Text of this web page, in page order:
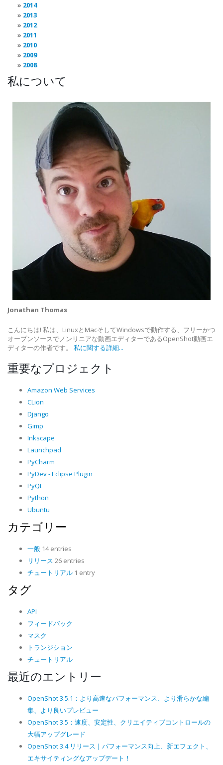
2014
2013
2012
2011
2010
2009
2008
私について
Jonathan Thomas
こんにちは! 私は、LinuxとMacそしてWindowsで動作する、フリーかつ
オープンソースでノンリニアな動画エディターであるOpenShot動画エ
ディターの作者です。 私に関する詳細...
重要なプロジェクト
Amazon Web Services
CLion
Django
Gimp
Inkscape
Launchpad
PyCharm
PyDev - Eclipse Plugin
PyQt
Python
Ubuntu
カテゴリー
一般 14 entries
リリース 26 entries
チュートリアル 1 entry
タグ
API
フィードバック
マスク
トランジション
チュートリアル
最近のエントリー
OpenShot 3.5.1：より高速なパフォーマンス、より滑らかな編
集、より良いプレビュー
OpenShot 3.5：速度、安定性、クリエイティブコントロールの
大幅アップグレード
OpenShot 3.4 リリース | パフォーマンス向上、新エフェクト、
エキサイティングなアップデート！